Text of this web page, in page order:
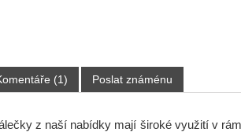
(1) Poslat známénu
z naší nabídky mají široké využití v